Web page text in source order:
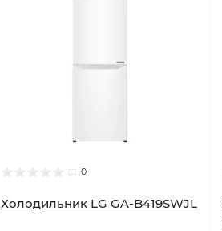
0
Холодильник LG GA-B419SWJL